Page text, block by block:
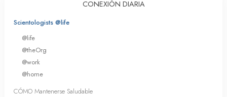
CONEXIÓN DIARIA
Scientologists @life
@life
@theOrg
@work
@home
CÓMO Mantenerse Saludable